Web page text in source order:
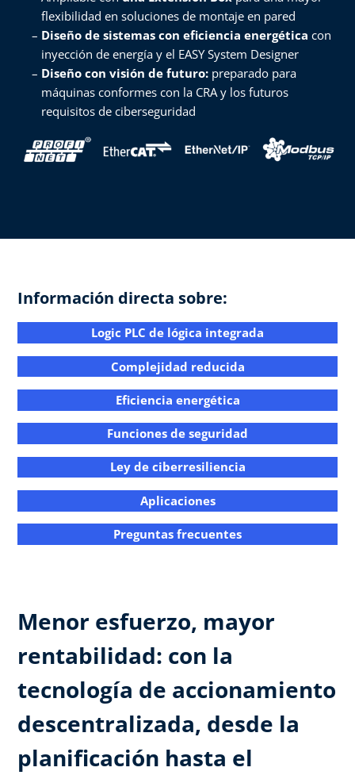
flexibilidad en soluciones de montaje en pared​
Diseño de sistemas con eficiencia energética con
inyección de energía y el EASY System Designer​
Diseño con visión de futuro: preparado para
máquinas conformes con la CRA y los futuros
requisitos de ciberseguridad ​
Información directa sobre:​
Logic PLC de lógica integrada​
Complejidad reducida​​
Eficiencia energética​​
Funciones de seguridad​
Ley de ciberresiliencia​​
Aplicaciones​​
Preguntas frecuentes​​
Menor esfuerzo, mayor
rentabilidad: con la
tecnología de accionamiento
descentralizada, desde la
planificación hasta el